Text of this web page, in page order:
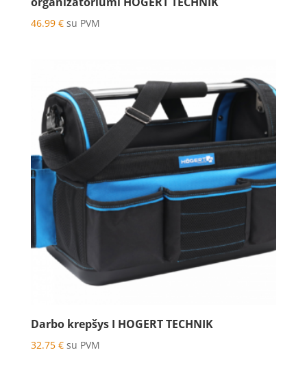
46.99 € su PVM
Darbo krepšys I HOGERT TECHNIK
32.75 € su PVM